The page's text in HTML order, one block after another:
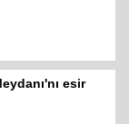
esir